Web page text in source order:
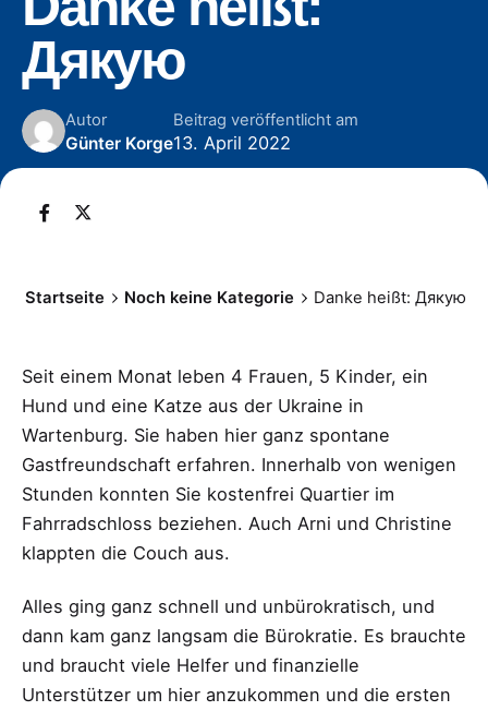
Дякую
Autor
Günter Korge
Beitrag veröffentlicht am
13. April 2022
Startseite Noch keine Kategorie Danke heißt: Дякую
Seit einem Monat leben 4 Frauen, 5 Kinder, ein
Hund und eine Katze aus der Ukraine in
Wartenburg. Sie haben hier ganz spontane
Gastfreundschaft erfahren. Innerhalb von wenigen
Stunden konnten Sie kostenfrei Quartier im
Fahrradschloss beziehen. Auch Arni und Christine
klappten die Couch aus.
Alles ging ganz schnell und unbürokratisch, und
dann kam ganz langsam die Bürokratie. Es brauchte
und braucht viele Helfer und finanzielle
Unterstützer um hier anzukommen und die ersten